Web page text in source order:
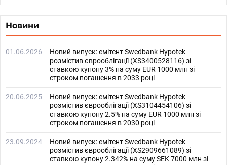
Новини
01.06.2026
Новий випуск: емітент Swedbank Hypotek
розмістив єврооблігації (XS3400528116) зі
ставкою купону 3% на суму EUR 1000 млн зі
строком погашення в 2033 році
20.06.2025
Новий випуск: емітент Swedbank Hypotek
розмістив єврооблігації (XS3104454106) зі
ставкою купону 2.5% на суму EUR 1000 млн зі
строком погашення в 2030 році
23.09.2024
Новий випуск: емітент Swedbank Hypotek
розмістив єврооблігації (XS2909661089) зі
ставкою купону 2.342% на суму SEK 7000 млн зі